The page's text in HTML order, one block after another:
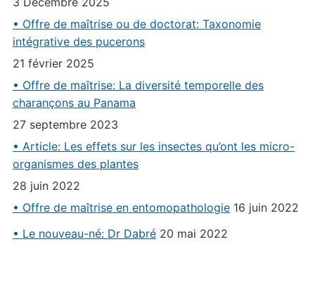
• Offre de maîtrise ou de doctorat: Taxonomie
intégrative des pucerons
21 février 2025
• Offre de maîtrise: La diversité temporelle des
charançons au Panama
27 septembre 2023
• Article: Les effets sur les insectes qu’ont les micro-
organismes des plantes
28 juin 2022
• Offre de maîtrise en entomopathologie 16 juin 2022
• Le nouveau-né: Dr Dabré 20 mai 2022